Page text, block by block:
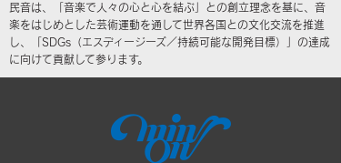
民音は、「音楽で人々の心と心を結ぶ」との創立理念を基に、音
楽をはじめとした芸術運動を通して世界各国との文化交流を推進
し、「SDGs（エスディージーズ／持続可能な開発目標）」の達成
に向けて貢献して参ります。